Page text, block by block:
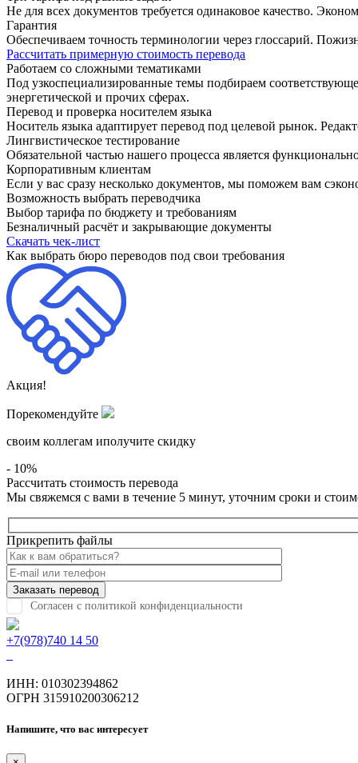
Не для всех документов требуется одинаковое качество.
Гарантия
Обеспечиваем точность терминологии через глоссарий.
Рассчитать примерную стоимость перевода
Работаем со сложными тематиками
Под узкоспециализированные темы подбираем
энергетической и прочих сферах.
Перевод и проверка носителем языка
Носитель языка адаптирует перевод под целевой рынок.
Лингвистическое тестирование
Обязательной частью нашего процесса является
Корпоративным клиентам
Если у вас сразу несколько документов, мы поможем вам
Возможность выбрать переводчика
Выбор тарифа по бюджету и требованиям
Безналичный расчёт и закрывающие документы
Скачать чек-лист
Как выбрать бюро переводов под свои требования
Акция!
Порекомендуйте
своим коллегам иполучите скидку
- 10%
Рассчитать стоимость перевода
Мы свяжемся с вами в течение 5 минут, уточним сроки и
Прикрeпить файлы
Согласен с политикой конфиденциальности
+7(978)740 14 50
ИНН: 010302394862
ОГРН 315910200306212
Напишите, что вас интересует